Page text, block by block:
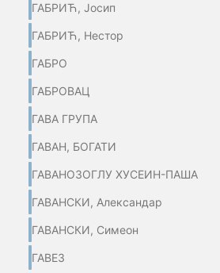
ГАБРИЋ, Јосип
ГАБРИЋ, Нестор
ГАБРО
ГАБРОВАЦ
ГАВА ГРУПА
ГАВАН, БОГАТИ
ГАВАНОЗОГЛУ ХУСЕИН-ПАША
ГАВАНСКИ, Александар
ГАВАНСКИ, Симеон
ГАВЕЗ